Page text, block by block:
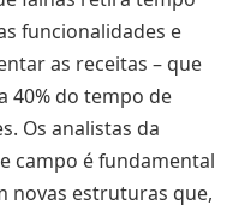
funcionalidades e
as receitas – que
40% do tempo de
Os analistas da
campo é fundamental
novas estruturas que,